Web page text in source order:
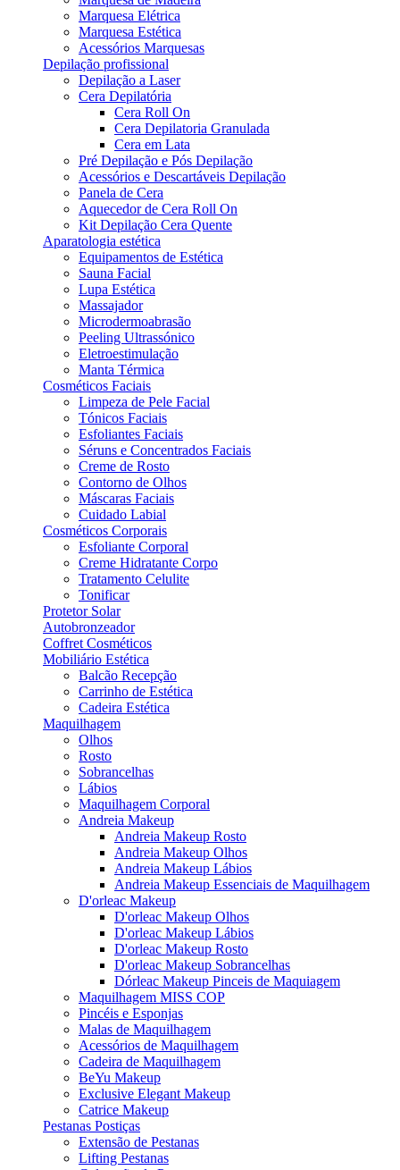
Marquesa Elétrica
Marquesa Estética
Acessórios Marquesas
Depilação profissional
Depilação a Laser
Cera Depilatória
Cera Roll On
Cera Depilatoria Granulada
Cera em Lata
Pré Depilação e Pós Depilação
Acessórios e Descartáveis Depilação
Panela de Cera
Aquecedor de Cera Roll On
Kit Depilação Cera Quente
Aparatologia estética
Equipamentos de Estética
Sauna Facial
Lupa Estética
Massajador
Microdermoabrasão
Peeling Ultrassónico
Eletroestimulação
Manta Térmica
Cosméticos Faciais
Limpeza de Pele Facial
Tónicos Faciais
Esfoliantes Faciais
Séruns e Concentrados Faciais
Creme de Rosto
Contorno de Olhos
Máscaras Faciais
Cuidado Labial
Cosméticos Corporais
Esfoliante Corporal
Creme Hidratante Corpo
Tratamento Celulite
Tonificar
Protetor Solar
Autobronzeador
Coffret Cosméticos
Mobiliário Estética
Balcão Recepção
Carrinho de Estética
Cadeira Estética
Maquilhagem
Olhos
Rosto
Sobrancelhas
Lábios
Maquilhagem Corporal
Andreia Makeup
Andreia Makeup Rosto
Andreia Makeup Olhos
Andreia Makeup Lábios
Andreia Makeup Essenciais de Maquilhagem
D'orleac Makeup
D'orleac Makeup Olhos
D'orleac Makeup Lábios
D'orleac Makeup Rosto
D'orleac Makeup Sobrancelhas
Dórleac Makeup Pinceis de Maquiagem
Maquilhagem MISS COP
Pincéis e Esponjas
Malas de Maquilhagem
Acessórios de Maquilhagem
Cadeira de Maquilhagem
BeYu Makeup
Exclusive Elegant Makeup
Catrice Makeup
Pestanas Postiças
Extensão de Pestanas
Lifting Pestanas